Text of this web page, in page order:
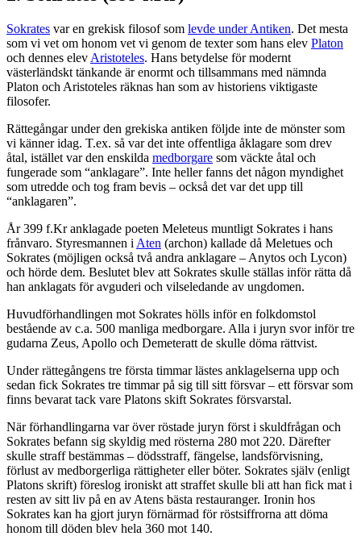
Sokrates var en grekisk filosof som levde under Antiken. Det mesta
som vi vet om honom vet vi genom de texter som hans elev Platon
och dennes elev Aristoteles. Hans betydelse för modernt
västerländskt tänkande är enormt och tillsammans med nämnda
Platon och Aristoteles räknas han som av historiens viktigaste
filosofer.
Rättegångar under den grekiska antiken följde inte de mönster som
vi känner idag. T.ex. så var det inte offentliga åklagare som drev
åtal, istället var den enskilda medborgare som väckte åtal och
fungerade som “anklagare”. Inte heller fanns det någon myndighet
som utredde och tog fram bevis – också det var det upp till
“anklagaren”.
År 399 f.Kr anklagade poeten Meleteus muntligt Sokrates i hans
frånvaro. Styresmannen i Aten (archon) kallade då Meletues och
Sokrates (möjligen också två andra anklagare – Anytos och Lycon)
och hörde dem. Beslutet blev att Sokrates skulle ställas inför rätta då
han anklagats för avguderi och vilseledande av ungdomen.
Huvudförhandlingen mot Sokrates hölls inför en folkdomstol
bestående av c.a. 500 manliga medborgare. Alla i juryn svor inför tre
gudarna Zeus, Apollo och Demeteratt de skulle döma rättvist.
Under rättegångens tre första timmar lästes anklagelserna upp och
sedan fick Sokrates tre timmar på sig till sitt försvar – ett försvar som
finns bevarat tack vare Platons skift Sokrates försvarstal.
När förhandlingarna var över röstade juryn först i skuldfrågan och
Sokrates befann sig skyldig med rösterna 280 mot 220. Därefter
skulle straff bestämmas – dödsstraff, fängelse, landsförvisning,
förlust av medborgerliga rättigheter eller böter. Sokrates själv (enligt
Platons skrift) föreslog ironiskt att straffet skulle bli att han fick mat i
resten av sitt liv på en av Atens bästa restauranger. Ironin hos
Sokrates kan ha gjort juryn förnärmad för röstsiffrorna att döma
honom till döden blev hela 360 mot 140.